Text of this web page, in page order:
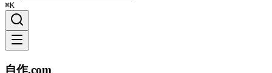
⌘K
自作.com